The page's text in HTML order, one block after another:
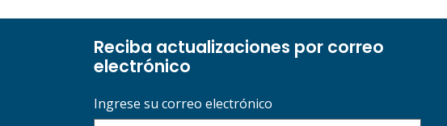
Reciba actualizaciones por correo
electrónico
Ingrese su correo electrónico